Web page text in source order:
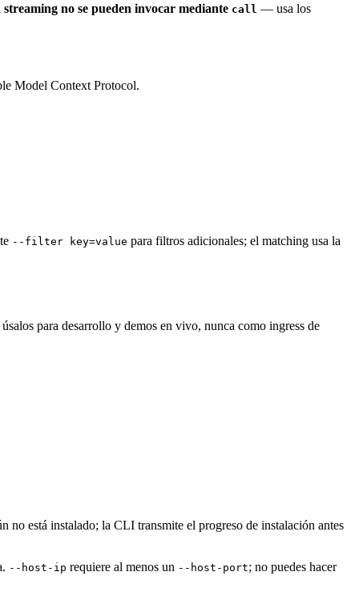
streaming no se pueden invocar mediante call — usa los
Model Context Protocol.
--filter key=value para filtros adicionales; el matching usa la
para desarrollo y demos en vivo, nunca como ingress de
no está instalado; la CLI transmite el progreso de instalación antes
--host-ip requiere al menos un --host-port; no puedes hacer